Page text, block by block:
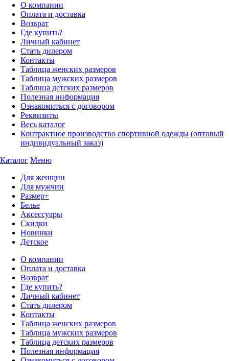
О компании
Оплата и доставка
Возврат
Где купить?
Личный кабинет
Стать дилером
Контакты
Таблица женских размеров
Таблица мужских размеров
Таблица детских размеров
Полезная информация
Ознакомиться с договором
Реквизиты
Весь каталог
Контрактное производство спортивной одежды (оптовый
индивидуальный заказ)
Каталог Меню
Для женщин
Для мужчин
Размер+
Белье
Аксессуары
Скидки
Новинки
Детское
О компании
Оплата и доставка
Возврат
Где купить?
Личный кабинет
Стать дилером
Контакты
Таблица женских размеров
Таблица мужских размеров
Таблица детских размеров
Полезная информация